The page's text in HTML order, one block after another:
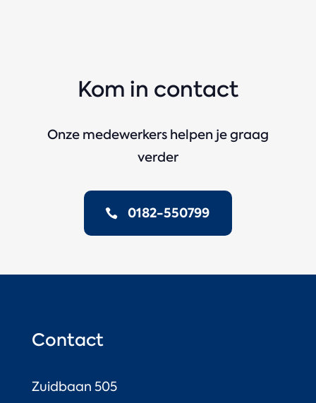
Kom in contact
Onze medewerkers helpen je graag
verder
0182-550799
Contact
Zuidbaan 505